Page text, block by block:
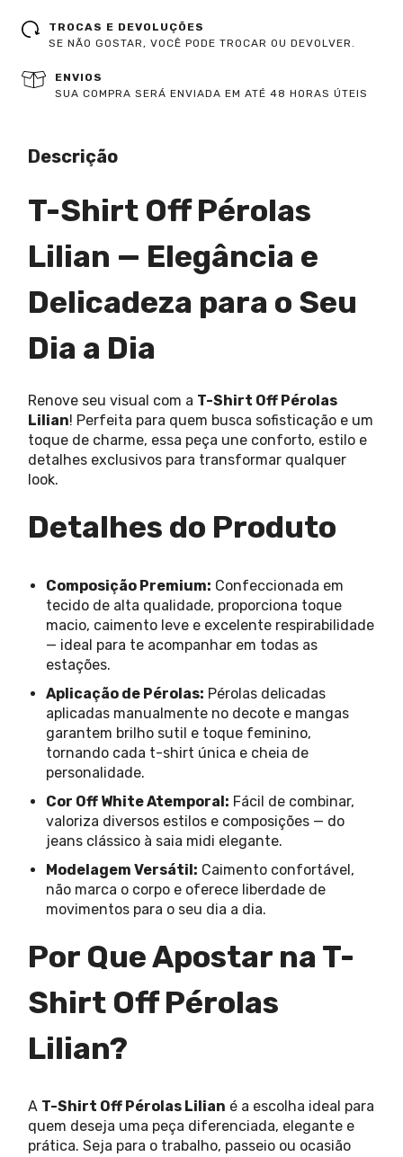
TROCAS E DEVOLUÇÕES
SE NÃO GOSTAR, VOCÊ PODE TROCAR OU DEVOLVER.
ENVIOS
SUA COMPRA SERÁ ENVIADA EM ATÉ 48 HORAS ÚTEIS
Descrição
T-Shirt Off Pérolas
Lilian — Elegância e
Delicadeza para o Seu
Dia a Dia
Renove seu visual com a T-Shirt Off Pérolas
Lilian! Perfeita para quem busca sofisticação e um
toque de charme, essa peça une conforto, estilo e
detalhes exclusivos para transformar qualquer
look.
Detalhes do Produto
Composição Premium: Confeccionada em
tecido de alta qualidade, proporciona toque
macio, caimento leve e excelente respirabilidade
— ideal para te acompanhar em todas as
estações.
Aplicação de Pérolas: Pérolas delicadas
aplicadas manualmente no decote e mangas
garantem brilho sutil e toque feminino,
tornando cada t-shirt única e cheia de
personalidade.
Cor Off White Atemporal: Fácil de combinar,
valoriza diversos estilos e composições — do
jeans clássico à saia midi elegante.
Modelagem Versátil: Caimento confortável,
não marca o corpo e oferece liberdade de
movimentos para o seu dia a dia.
Por Que Apostar na T-
Shirt Off Pérolas
Lilian?
A T-Shirt Off Pérolas Lilian é a escolha ideal para
quem deseja uma peça diferenciada, elegante e
prática. Seja para o trabalho, passeio ou ocasião